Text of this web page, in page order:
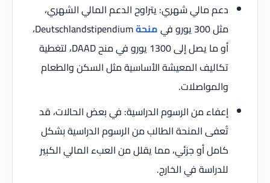
دعم مالي شهري: يتراوح الدعم المالي الشهري،
مثل 300 يورو في
منحة
Deutschlandstipendium،
أو ما يصل إلى 1300 يورو في منح DAAD، لتغطية
تكاليف المعيشة الأساسية مثل السكن والطعام
والمواصلات.
إعفاء من الرسوم الدراسية: في بعض الحالات، قد
تُعفى المنحة الطالب من الرسوم الدراسية بشكل
كامل أو جزئي، مما يقلل من العبء المالي الكبير
للدراسة في الخارج.